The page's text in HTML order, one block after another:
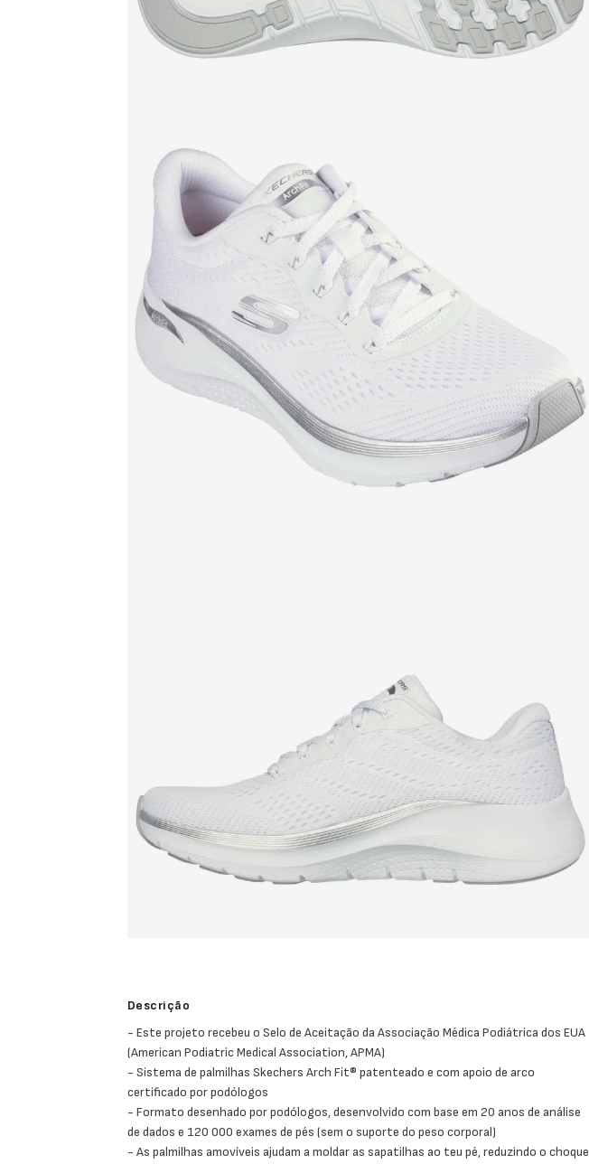
Descrição
- Este projeto recebeu o Selo de Aceitação da Associação Médica Podiátrica dos EUA
(American Podiatric Medical Association, APMA)
- Sistema de palmilhas Skechers Arch Fit® patenteado e com apoio de arco
certificado por podólogos
- Formato desenhado por podólogos, desenvolvido com base em 20 anos de análise
de dados e 120 000 exames de pés (sem o suporte do peso corporal)
- As palmilhas amovíveis ajudam a moldar as sapatilhas ao teu pé, reduzindo o choque